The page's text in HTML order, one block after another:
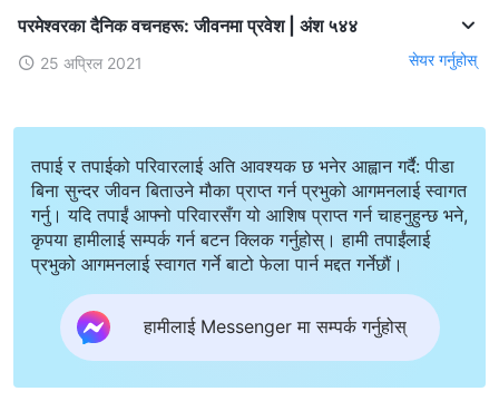
परमेश्‍वरका दैनिक वचनहरू: जीवनमा प्रवेश | अंश ५४४
25 अप्रिल 2021 सेयर गर्नुहोस्
तपाई र तपाईको परिवारलाई अति आवश्यक छ भनेर आह्वान गर्दै: पीडा
बिना सुन्दर जीवन बिताउने मौका प्राप्त गर्न प्रभुको आगमनलाई स्वागत
गर्नु। यदि तपाईं आफ्नो परिवारसँग यो आशिष प्राप्त गर्न चाहनुहुन्छ भने,
कृपया हामीलाई सम्पर्क गर्न बटन क्लिक गर्नुहोस्। हामी तपाईंलाई
प्रभुको आगमनलाई स्वागत गर्ने बाटो फेला पार्न मद्दत गर्नेछौं।
हामीलाई Messenger मा सम्पर्क गर्नुहोस्